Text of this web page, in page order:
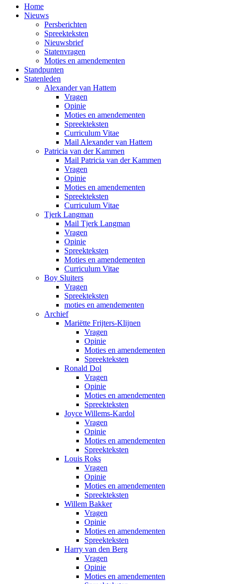
Home
Nieuws
Persberichten
Spreekteksten
Nieuwsbrief
Statenvragen
Moties en amendementen
Standpunten
Statenleden
Alexander van Hattem
Vragen
Opinie
Moties en amendementen
Spreekteksten
Curriculum Vitae
Mail Alexander van Hattem
Patricia van der Kammen
Mail Patricia van der Kammen
Vragen
Opinie
Moties en amendementen
Spreekteksten
Curriculum Vitae
Tjerk Langman
Mail Tjerk Langman
Vragen
Opinie
Spreekteksten
Moties en amendementen
Curriculum Vitae
Boy Sluiters
Vragen
Spreekteksten
moties en amendementen
Archief
Mariëtte Frijters-Klijnen
Vragen
Opinie
Moties en amendementen
Spreekteksten
Ronald Dol
Vragen
Opinie
Moties en amendementen
Spreekteksten
Joyce Willems-Kardol
Vragen
Opinie
Moties en amendementen
Spreekteksten
Louis Roks
Vragen
Opinie
Moties en amendementen
Spreekteksten
Willem Bakker
Vragen
Opinie
Moties en amendementen
Spreekteksten
Harry van den Berg
Vragen
Opinie
Moties en amendementen